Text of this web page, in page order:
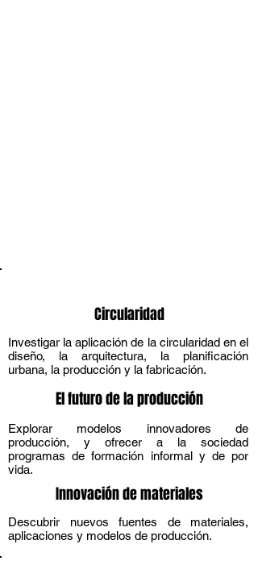
Circularidad
Investigar la aplicación de la circularidad en el
diseño, la arquitectura, la planificación
urbana, la producción y la fabricación.
El futuro de la producción
Explorar modelos innovadores de
producción, y ofrecer a la sociedad
programas de formación informal y de por
vida.
Innovación de materiales
Descubrir nuevos fuentes de materiales,
aplicaciones y modelos de producción.